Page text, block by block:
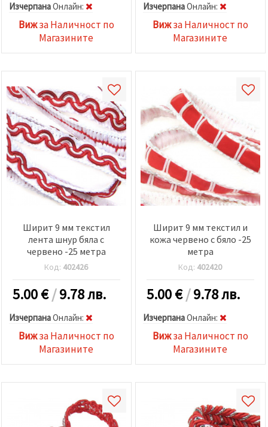
ИзчерпанаOнлайн:
Вижза Наличност по
Магазините
ИзчерпанаOнлайн:
Вижза Наличност по
Магазините
Ширит 9 мм текстил
лента шнур бяла с
червено -25 метра
Код: 402426
5.00€/9.78 лв.
ИзчерпанаOнлайн:
Вижза Наличност по
Магазините
Ширит 9 мм текстил и
кожа червено с бяло -25
метра
Код: 402420
5.00€/9.78 лв.
ИзчерпанаOнлайн:
Вижза Наличност по
Магазините